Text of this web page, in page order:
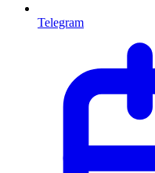
Telegram